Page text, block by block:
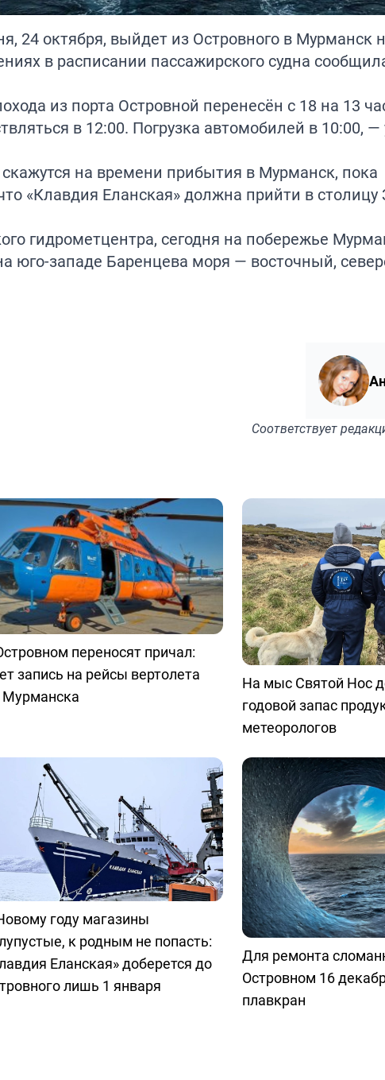
24 октября, выйдет из Островного в Мурманск
в расписании пассажирского судна
из порта Островной перенесён с 18 на 13
в 12:00. Погрузка автомобилей в 10:00, —
на времени прибытия в Мурманск, пока
«Клавдия Еланская» должна прийти в столицу
гидрометцентра, сегодня на побережье
юго-западе Баренцева моря — восточный,
Соответствует
переносят причал:
запись на рейсы вертолета
На мыс Святой Нос
годовой запас
метеорологов
году магазины
к родным не попасть:
Еланская» доберется до
лишь 1 января
Для ремонта
Островном 16
плавкран